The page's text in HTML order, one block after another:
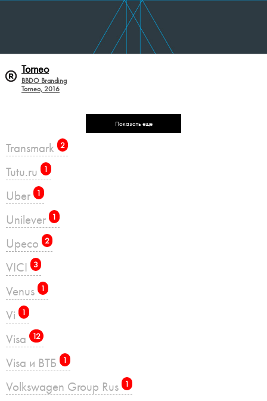
Torneo
BBDO Branding
Torneo, 2016
Показать еще
Transmark 2
Tutu.ru 1
Uber 1
Unilever 1
Upeco 2
VICI 3
Venus 1
Vi 1
Visa 12
Visa и ВТБ 1
Volkswagen Group Rus 1